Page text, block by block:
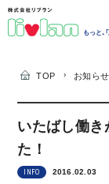
もっと、
TOP › お知らせ
いたばし働き
た！
INFO 2016.02.03